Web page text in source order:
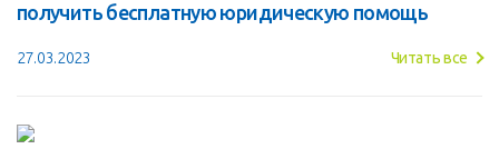
получить бесплатную юридическую помощь
27.03.2023 Читать все